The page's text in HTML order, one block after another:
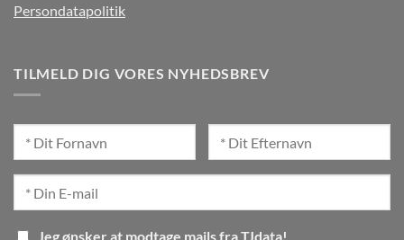
Persondatapolitik
TILMELD DIG VORES NYHEDSBREV
Jeg ønsker at modtage mails fra TJdata!